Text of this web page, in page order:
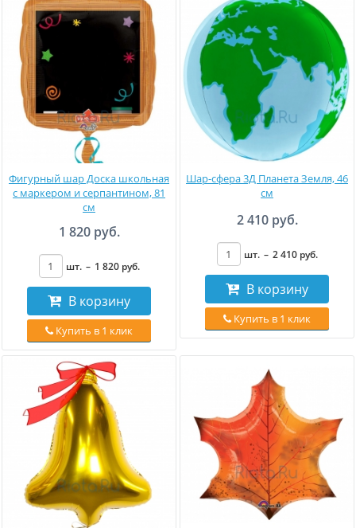
Фигурный шар Доска школьная
с маркером и серпантином, 81
см
1 820 руб.
шт. – 1 820 руб.
В корзину
Купить в 1 клик
Шар-сфера 3Д Планета Земля, 46
см
2 410 руб.
шт. – 2 410 руб.
В корзину
Купить в 1 клик